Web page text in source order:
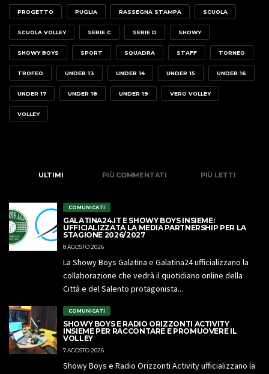
PROGETTO PUGLIA RASSEGNA STAMPA SCUOLA
SCUOLA VOLLEY SERIE C SERIE D SHOWY
SHOWY BOYS SPORT SQUADRA STAFF TORNEO
TROFEO UNDER 13 UNDER 14 UNDER 15 UNDER 16
UNDER 17 UNDER 18 UNDER 19 VERO VOLLEY
VOLLEY
ULTIMI PIÙ COMMENTATI PIÙ LETTI
COMUNICATI
GALATINA24.IT E SHOWY BOYS INSIEME:
UFFICIALIZZATA LA MEDIA PARTNERSHIP PER LA
STAGIONE 2026/2027
8 AGOSTO 2026
La Showy Boys Galatina e Galatina24 ufficializzano la
collaborazione che vedrà il quotidiano online della
Città e del Salento protagonista...
COMUNICATI
SHOWY BOYS E RADIO ORIZZONTI ACTIVITY
INSIEME PER RACCONTARE E PROMUOVERE IL
VOLLEY
7 AGOSTO 2026
Showy Boys e Radio Orizzonti Activity ufficializzano la